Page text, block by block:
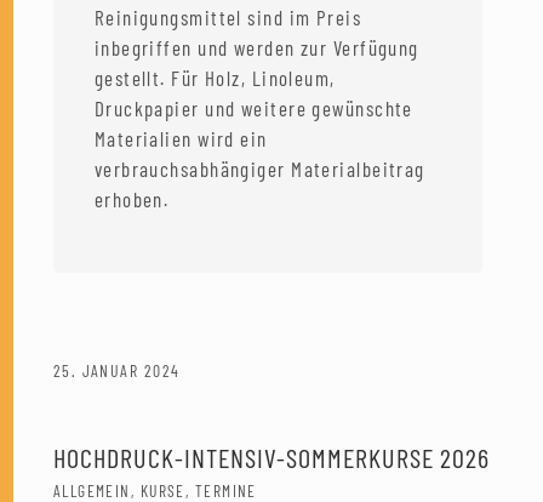
Reinigungsmittel sind im Preis
inbegriffen und werden zur Verfügung
gestellt. Für Holz, Linoleum,
Druckpapier und weitere gewünschte
Materialien wird ein
verbrauchsabhängiger Materialbeitrag
erhoben.
25. JANUAR 2024
HOCHDRUCK-INTENSIV-SOMMERKURSE 2026
ALLGEMEIN , KURSE, TERMINE